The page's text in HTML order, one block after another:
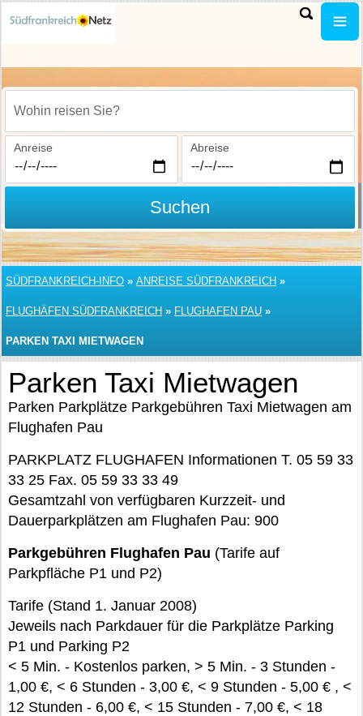
Wohin reisen Sie?
Anreise Abreise
Suchen
SÜDFRANKREICH-INFO » ANREISE SÜDFRANKREICH »
FLUGHÄFEN SÜDFRANKREICH » FLUGHAFEN PAU »
PARKEN TAXI MIETWAGEN
Parken Taxi Mietwagen
Parken Parkplätze Parkgebühren Taxi Mietwagen am
Flughafen Pau
PARKPLATZ FLUGHAFEN Informationen T. 05 59 33
33 25 Fax. 05 59 33 33 49
Gesamtzahl von verfügbaren Kurzzeit- und
Dauerparkplätzen am Flughafen Pau: 900
Parkgebühren Flughafen Pau (Tarife auf
Parkpfläche P1 und P2)
Tarife (Stand 1. Januar 2008)
Jeweils nach Parkdauer für die Parkplätze Parking
P1 und Parking P2
< 5 Min. - Kostenlos parken, > 5 Min. - 3 Stunden -
1,00 €, < 6 Stunden - 3,00 €, < 9 Stunden - 5,00 € , <
12 Stunden - 6,00 €, < 15 Stunden - 7,00 €, < 18